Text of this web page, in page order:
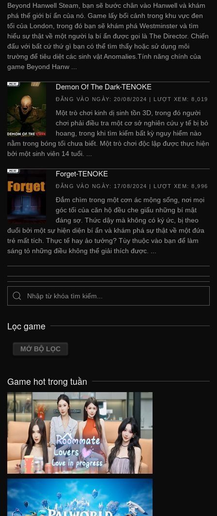
Beyond Hanwell Steam, bạn sẽ bước chân vào Hanwell và khám
phá thế giới bí ẩn của nó. Game lấy bối cảnh trong khu vực đen
tối của London, trong đó bạn sẽ khám phá Westminster và tìm
hiểu sự thật về một người lạ bí ẩn được gọi là The Director. Chiến
đấu với bất cứ thứ gì bạn có thể tìm thấy hoặc sử dụng môi
trường để tiêu diệt các sinh vật Anomalies.Tính năng chính của
game Beyond Hanw ...
Demon Of The Dark-TENOKE
ĐĂNG VÀO NGÀY: 20/08/2024 | LƯỢT XEM: 8,019
Một trò chơi kinh dị sinh tồn 3D, trong đó người
chơi phải điều tra một cơ sở nghiên cứu y tế bị bỏ
hoang, trong khi tìm kiếm bất kỳ nguy hiểm nào
nằm trong bóng tối chưa biết. Một trò chơi độc lập được thực hiện
bởi một sinh viên 14 tuổi. ...
Forget-TENOKE
ĐĂNG VÀO NGÀY: 17/08/2024 | LƯỢT XEM: 8,996
Đắm chìm trong một cơn ác mộng sống, nơi mọi
góc tối của căn hộ đều che giấu những bí mật
đáng sợ. Thức dậy mà không có ký ức, bị theo
đuổi bởi một sự hiện diện bí ẩn và khám phá sự thật về một đứa
trẻ mất tích. Thực tế hay ảo tưởng? Tùy thuộc vào bạn để làm
sáng tỏ những điều không thể giải thích được. ...
Lọc game
MỞ BỘ LỌC
Game hot trong tuần
VIEW